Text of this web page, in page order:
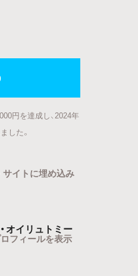
円を達成し、2024年
した。
サイトに埋め込み
オイリュトミー
フィールを表示